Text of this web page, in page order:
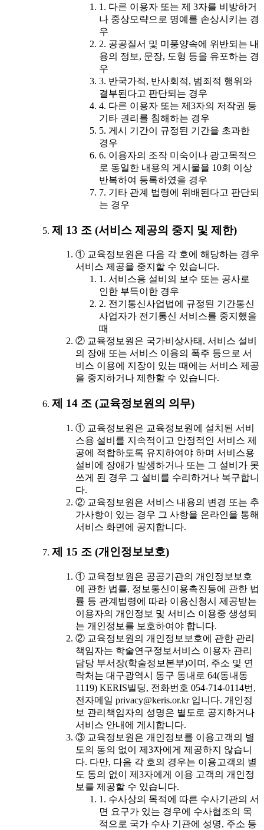
1. 다른 이용자 또는 제 3자를 비방하거
나 중상모략으로 명예를 손상시키는 경
우
2. 공공질서 및 미풍양속에 위반되는 내
용의 정보, 문장, 도형 등을 유포하는 경
우
3. 반국가적, 반사회적, 범죄적 행위와
결부된다고 판단되는 경우
4. 다른 이용자 또는 제3자의 저작권 등
기타 권리를 침해하는 경우
5. 게시 기간이 규정된 기간을 초과한
경우
6. 이용자의 조작 미숙이나 광고목적으
로 동일한 내용의 게시물을 10회 이상
반복하여 등록하였을 경우
7. 기타 관계 법령에 위배된다고 판단되
는 경우
제 13 조 (서비스 제공의 중지 및 제한)
① 교육정보원은 다음 각 호에 해당하는 경우
서비스 제공을 중지할 수 있습니다.
1. 서비스용 설비의 보수 또는 공사로
인한 부득이한 경우
2. 전기통신사업법에 규정된 기간통신
사업자가 전기통신 서비스를 중지했을
때
② 교육정보원은 국가비상사태, 서비스 설비
의 장애 또는 서비스 이용의 폭주 등으로 서
비스 이용에 지장이 있는 때에는 서비스 제공
을 중지하거나 제한할 수 있습니다.
제 14 조 (교육정보원의 의무)
① 교육정보원은 교육정보원에 설치된 서비
스용 설비를 지속적이고 안정적인 서비스 제
공에 적합하도록 유지하여야 하며 서비스용
설비에 장애가 발생하거나 또는 그 설비가 못
쓰게 된 경우 그 설비를 수리하거나 복구합니
다.
② 교육정보원은 서비스 내용의 변경 또는 추
가사항이 있는 경우 그 사항을 온라인을 통해
서비스 화면에 공지합니다.
제 15 조 (개인정보보호)
① 교육정보원은 공공기관의 개인정보보호
에 관한 법률, 정보통신이용촉진등에 관한 법
률 등 관계법령에 따라 이용신청시 제공받는
이용자의 개인정보 및 서비스 이용중 생성되
는 개인정보를 보호하여야 합니다.
② 교육정보원의 개인정보보호에 관한 관리
책임자는 학술연구정보서비스 이용자 관리
담당 부서장(학술정보본부)이며, 주소 및 연
락처는 대구광역시 동구 동내로 64(동내동
1119) KERIS빌딩, 전화번호 054-714-0114번,
전자메일 privacy@keris.or.kr 입니다. 개인정
보 관리책임자의 성명은 별도로 공지하거나
서비스 안내에 게시합니다.
③ 교육정보원은 개인정보를 이용고객의 별
도의 동의 없이 제3자에게 제공하지 않습니
다. 다만, 다음 각 호의 경우는 이용고객의 별
도 동의 없이 제3자에게 이용 고객의 개인정
보를 제공할 수 있습니다.
1. 수사상의 목적에 따른 수사기관의 서
면 요구가 있는 경우에 수사협조의 목
적으로 국가 수사 기관에 성명, 주소 등